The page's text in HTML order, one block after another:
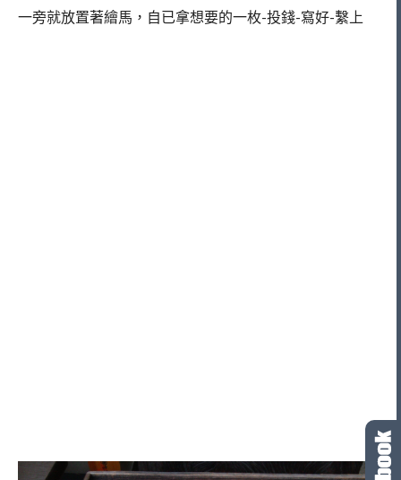
一旁就放置著繪馬，自已拿想要的一枚-投錢-寫好-繫上